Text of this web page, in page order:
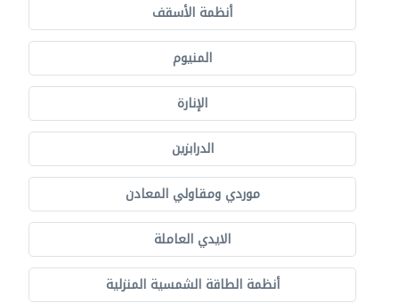
أنظمة الأسقف
المنيوم
الإنارة
الدرابزين
موردي ومقاولي المعادن
الايدي العاملة
أنظمة الطاقة الشمسية المنزلية